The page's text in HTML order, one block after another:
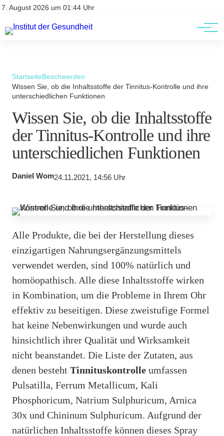
7. August 2026 um 01:44 Uhr
Kontakt
Kontakt
AGBs
StartseiteBeschwerden
Wissen Sie, ob die Inhaltsstoffe der Tinnitus-Kontrolle und ihre
unterschiedlichen Funktionen
Wissen Sie, ob die Inhaltsstoffe
der Tinnitus-Kontrolle und ihre
unterschiedlichen Funktionen
Daniel Wom24.11.2021, 14:56 Uhr
Alle Produkte, die bei der Herstellung dieses
einzigartigen Nahrungsergänzungsmittels
verwendet werden, sind 100% natürlich und
homöopathisch. Alle diese Inhaltsstoffe wirken
in Kombination, um die Probleme in Ihrem Ohr
effektiv zu beseitigen. Diese zweistufige Formel
hat keine Nebenwirkungen und wurde auch
hinsichtlich ihrer Qualität und Wirksamkeit
nicht beanstandet. Die Liste der Zutaten, aus
denen besteht Tinnituskontrolle umfassen
Pulsatilla, Ferrum Metallicum, Kali
Phosphoricum, Natrium Sulphuricum, Arnica
30x und Chininum Sulphuricum. Aufgrund der
natürlichen Inhaltsstoffe können dieses Spray